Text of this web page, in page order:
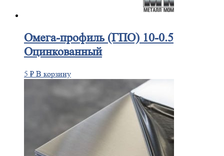
Омега-профиль(ГПО) 10-0.5
Оцинкованный
5 ₽ В корзину